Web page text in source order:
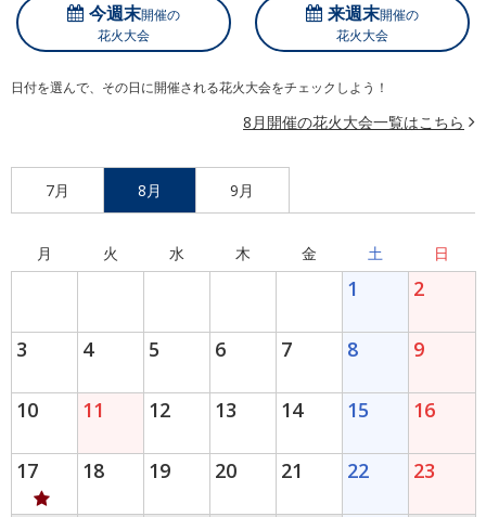
今週末開催の
花火大会
来週末開催の
花火大会
日付を選んで、その日に開催される花火大会をチェックしよう！
8月開催の花火大会一覧はこちら
7月 8月 9月
月 火 水 木 金 土 日
1 2
3 4 5 6 7 8 9
10 11 12 13 14 15 16
17 18 19 20 21 22 23